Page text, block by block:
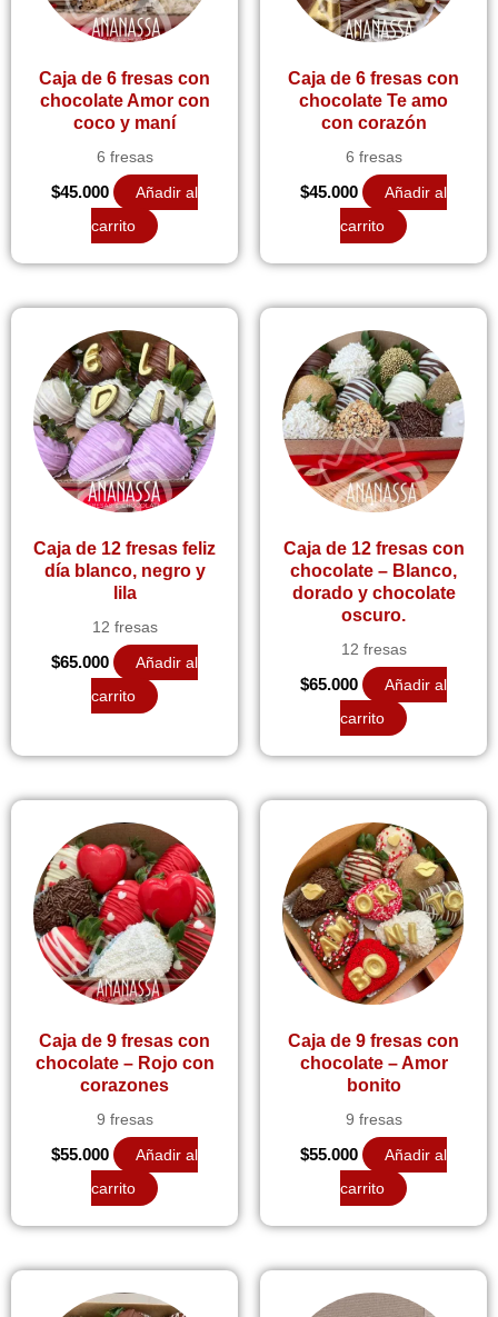
Caja de 6 fresas con
chocolate Amor con
coco y maní
6 fresas
$45.000
Añadir al
carrito
Caja de 6 fresas con
chocolate Te amo
con corazón
6 fresas
$45.000
Añadir al
carrito
Caja de 12 fresas feliz
día blanco, negro y
lila
12 fresas
$65.000
Añadir al
carrito
Caja de 12 fresas con
chocolate – Blanco,
dorado y chocolate
oscuro.
12 fresas
$65.000
Añadir al
carrito
Caja de 9 fresas con
chocolate – Rojo con
corazones
9 fresas
$55.000
Añadir al
carrito
Caja de 9 fresas con
chocolate – Amor
bonito
9 fresas
$55.000
Añadir al
carrito